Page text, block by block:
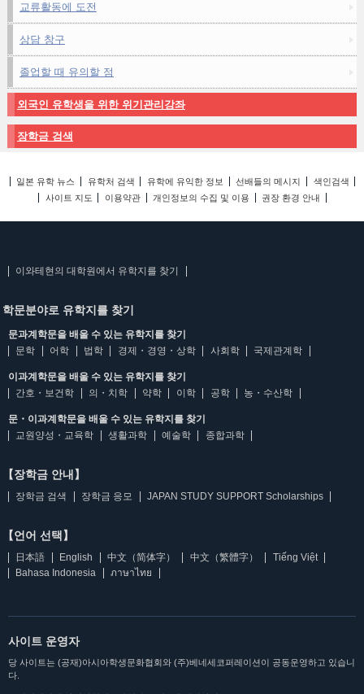
교류활동에 도전
상담 창구
졸업할 때 유의할 점
외국인 유학생을 위한 위기관리강좌
장학금 검색
일본 유학 뉴스 유학처 검색 유학에 유익한 정보 선배들의 메시지
색인검색
사이트 지도
이용약관 개인정보의 수집 및 이용 권장 환경 안내
이와테현의 대학원에서 유학지를 찾기
학문분야로 유학지를 찾기
문과계학문을 배울 수 있는 유학지를 찾기
문학
어학 법학 경제・경영・상학 사회학 국제관계학
이과계학문을 배울 수 있는 유학지를 찾기
간호・보건학
의・치학 약학 이학 공학 농・수산학
문・이과계학문을 배울 수 있는 유학지를 찾기
교원양성・교육학
생활과학 예술학 종합과학
【장학금 안내】
장학금 검색 장학금 응모 JAPAN STUDY SUPPORT Scholarships
【언어 선택】
日本語 English 中文（简体字） 中文（繁體字）
Tiếng Việt
Bahasa Indonesia
ภาษาไทย
사이트 운영자
당 사이트는 (공재)아시아학생문화협회와 (주)베네세코퍼레이션이 공동운영하고 있습니
다.